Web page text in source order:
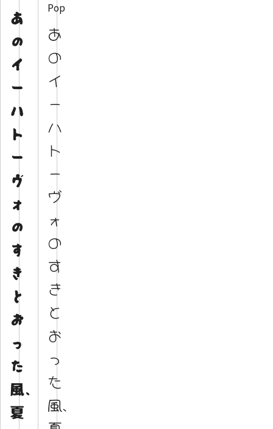
あ
の
イ
ー
ハ
ト
ー
ヴ
ォ
の
す
き
と
お
っ
た
風、
夏
Pop
あ
の
イ
ー
ハ
ト
ー
ヴ
ォ
の
す
き
と
お
っ
た
風、